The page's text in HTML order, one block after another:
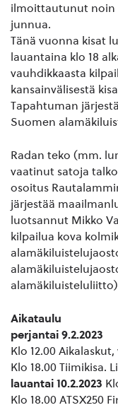
ilmoittautunut noin
junnua.
Tänä vuonna kisat
lauantaina klo 18
vauhdikkaasta
kansainvälisestä
Tapahtuman
Suomen
Radan teko (mm.
vaatinut satoja
osoitus
järjestää
luotsannut Mikko
kilpailua kova
Aikataulu
perjantai 9.2.2023
Klo 12.00
Klo 18.00 Tiimikisa.
lauantai 10.2.2023
Klo 18.00 ATSX250